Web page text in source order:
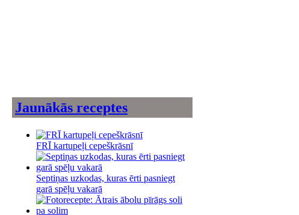
Jaunākās receptes
FRĪ kartupeļi cepeškrāsnī
Septiņas uzkodas, kuras ērti pasniegt
garā spēļu vakarā